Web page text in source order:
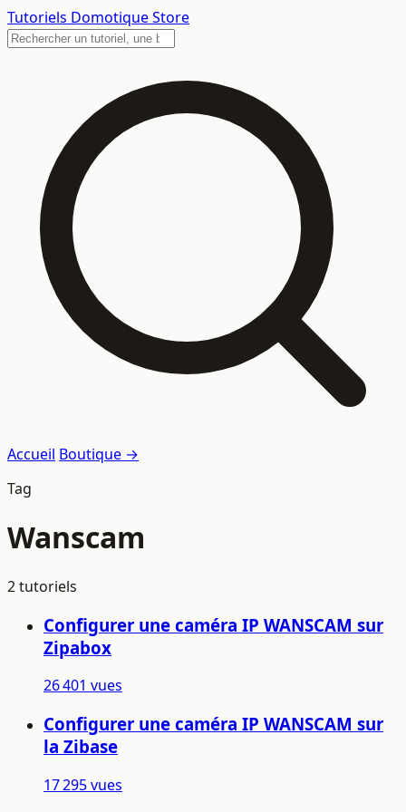
Tutoriels Domotique Store
Accueil Boutique →
Tag
Wanscam
2 tutoriels
Configurer une caméra IP WANSCAM sur
Zipabox
26 401 vues
Configurer une caméra IP WANSCAM sur
la Zibase
17 295 vues